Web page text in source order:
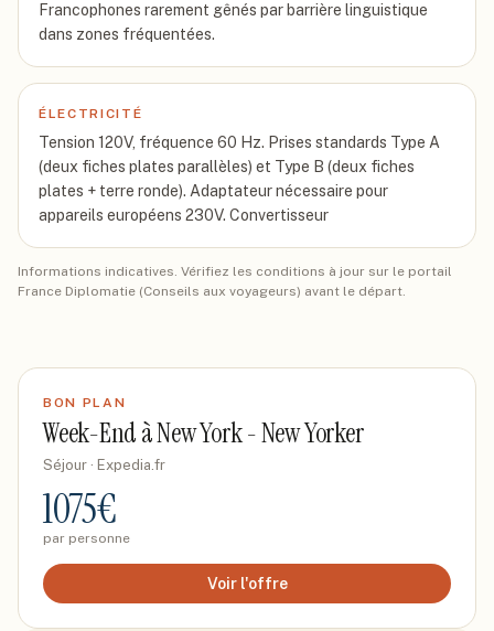
Francophones rarement gênés par barrière linguistique
dans zones fréquentées.
ÉLECTRICITÉ
Tension 120V, fréquence 60 Hz. Prises standards Type A
(deux fiches plates parallèles) et Type B (deux fiches
plates + terre ronde). Adaptateur nécessaire pour
appareils européens 230V. Convertisseur
Informations indicatives. Vérifiez les conditions à jour sur le portail
France Diplomatie (Conseils aux voyageurs) avant le départ.
BON PLAN
Week-End à New York - New Yorker
Séjour · Expedia.fr
1075€
par personne
Voir l'offre